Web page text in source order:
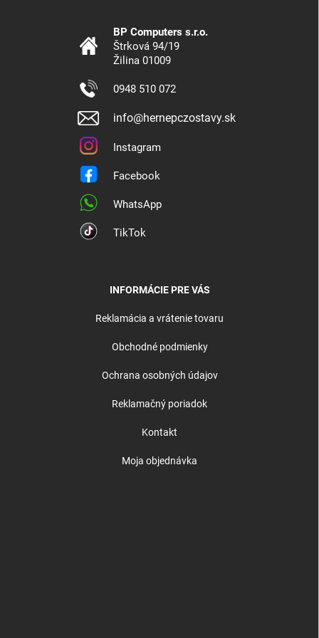
BP Computers s.r.o.
Štrková 94/19
Žilina 01009
0948 510 072
info@hernepczostavy.sk
Instagram
Facebook
WhatsApp
TikTok
INFORMÁCIE PRE VÁS
Reklamácia a vrátenie tovaru
Obchodné podmienky
Ochrana osobných údajov
Reklamačný poriadok
Kontakt
Moja objednávka